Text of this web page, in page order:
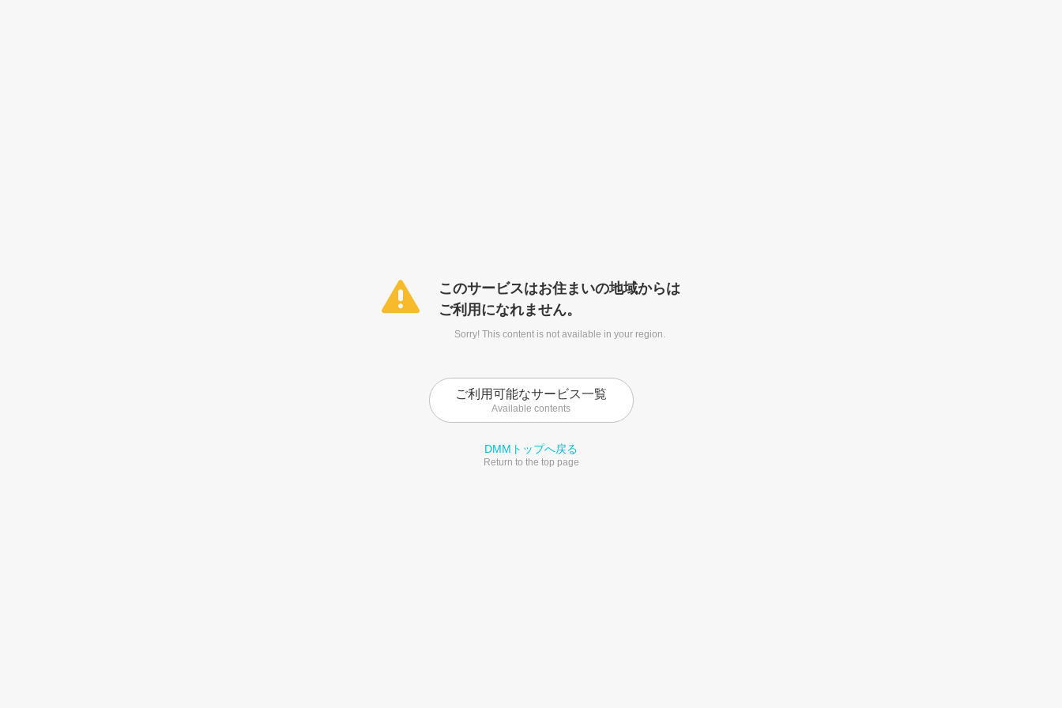
このサービスはお住まいの地域からは
ご利用になれません。
Sorry! This content is not available in your region.
ご利用可能なサービス一覧
Available contents
DMMトップへ戻る
Return to the top page